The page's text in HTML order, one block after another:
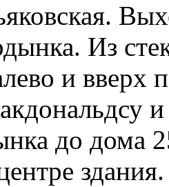
Из
и вверх
и
до дома